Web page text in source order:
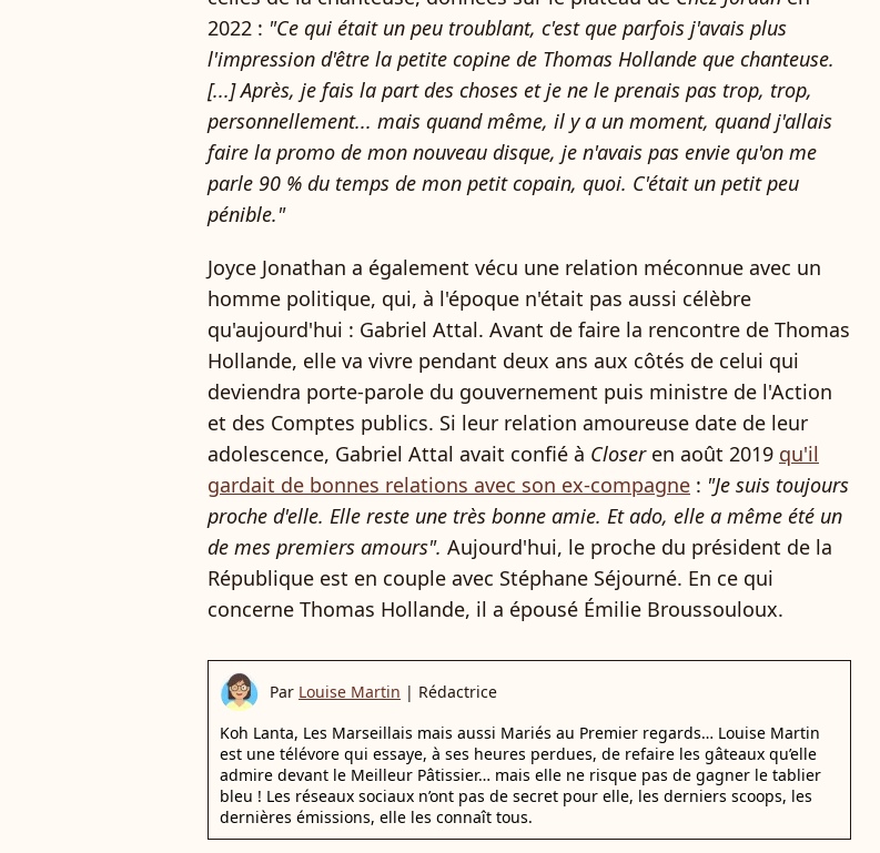
2022 : "Ce qui était un peu troublant, c'est que parfois j'avais plus
l'impression d'être la petite copine de Thomas Hollande que chanteuse.
[...] Après, je fais la part des choses et je ne le prenais pas trop, trop,
personnellement... mais quand même, il y a un moment, quand j'allais
faire la promo de mon nouveau disque, je n'avais pas envie qu'on me
parle 90 % du temps de mon petit copain, quoi. C'était un petit peu
pénible."
Joyce Jonathan a également vécu une relation méconnue avec un
homme politique, qui, à l'époque n'était pas aussi célèbre
qu'aujourd'hui : Gabriel Attal. Avant de faire la rencontre de Thomas
Hollande, elle va vivre pendant deux ans aux côtés de celui qui
deviendra porte-parole du gouvernement puis ministre de l'Action
et des Comptes publics. Si leur relation amoureuse date de leur
adolescence, Gabriel Attal avait confié à Closeren août 2019 qu'il
gardait de bonnes relations avec son ex-compagne : "Je suis toujours
proche d'elle. Elle reste une très bonne amie. Et ado, elle a même été un
de mes premiers amours". Aujourd'hui, le proche du président de la
République est en couple avec Stéphane Séjourné. En ce qui
concerne Thomas Hollande, il a épousé Émilie Broussouloux.
Par Louise Martin | Rédactrice
Koh Lanta, Les Marseillais mais aussi Mariés au Premier regards… Louise Martin
est une télévore qui essaye, à ses heures perdues, de refaire les gâteaux qu’elle
admire devant le Meilleur Pâtissier… mais elle ne risque pas de gagner le tablier
bleu ! Les réseaux sociaux n’ont pas de secret pour elle, les derniers scoops, les
dernières émissions, elle les connaît tous.